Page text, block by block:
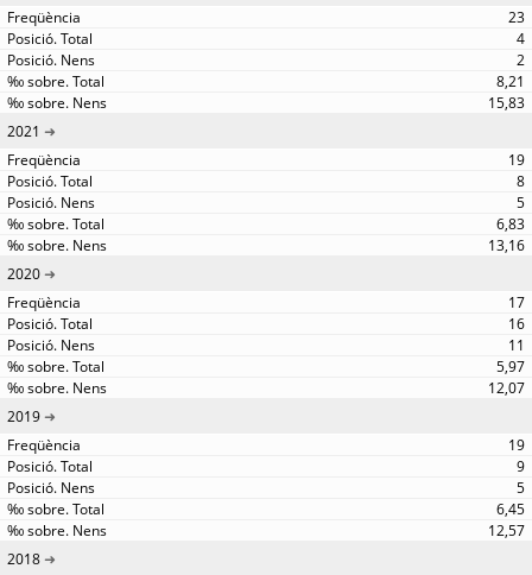
23
4
2
8,21
15,83
2021
19
8
5
6,83
13,16
2020
17
16
11
5,97
12,07
2019
19
9
5
6,45
12,57
2018